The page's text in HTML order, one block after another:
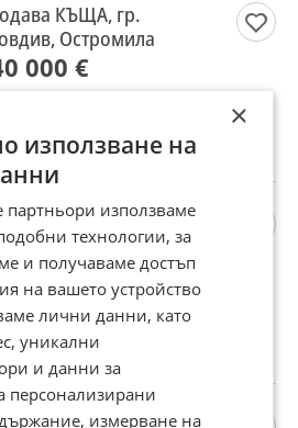
КЪЩА, гр.
Остромила
000 €
148,20 лв
Остромила, 31 юли
под наем КЪЩА, гр.
Остромила
€
лв
се начислява ДДС
Остромила, 31 юли
ПАРЦЕЛ, с.
×
използване на
използваме
технологии, за
и получаваме достъп
на вашето устройство
лични данни, като
уникални
и данни за
персонализирани
измерване на